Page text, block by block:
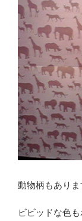
動物柄もありま
ビビッドな色